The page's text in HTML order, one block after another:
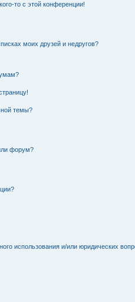
то с этой конференции!
моих друзей и недругов?
темы?
форум?
использования и/или юридических